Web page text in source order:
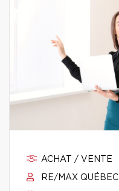
ACHAT / VENTE
RE/MAX QUÉBEC